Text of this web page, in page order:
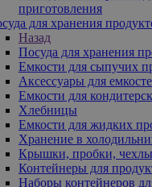
приготовления
для хранения
Назад
Посуда для хранения
Емкости для сыпучих
Аксессуары для
Емкости для
Хлебницы
Емкости для жидких
Хранение в
Крышки, пробки,
Контейнеры для
Наборы контейнеров